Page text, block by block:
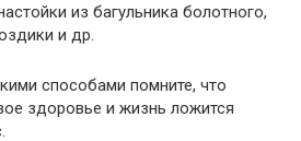
из багульника болотного,
и др.
способами помните, что
здоровье и жизнь ложится